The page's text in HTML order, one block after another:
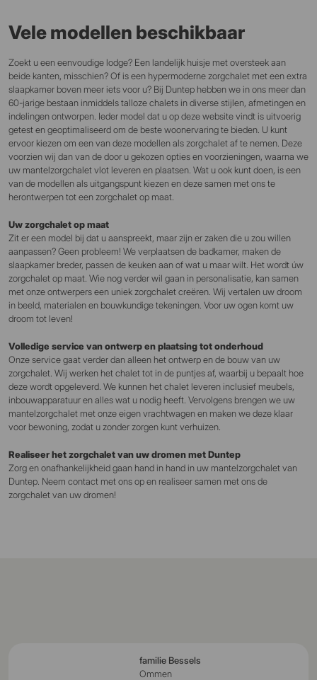
Vele modellen beschikbaar
Zoekt u een eenvoudige lodge? Een landelijk huisje met oversteek aan
beide kanten, misschien? Of is een hypermoderne zorgchalet met een extra
slaapkamer boven meer iets voor u? Bij Duntep hebben we in ons meer dan
60-jarige bestaan inmiddels talloze chalets in diverse stijlen, afmetingen en
indelingen ontworpen. Ieder model dat u op deze website vindt is uitvoerig
getest en geoptimaliseerd om de beste woonervaring te bieden. U kunt
ervoor kiezen om een van deze modellen als zorgchalet af te nemen. Deze
voorzien wij dan van de door u gekozen opties en voorzieningen, waarna we
uw mantelzorgchalet vlot leveren en plaatsen. Wat u ook kunt doen, is een
van de modellen als uitgangspunt kiezen en deze samen met ons te
herontwerpen tot een zorgchalet op maat.
Uw zorgchalet op maat
Zit er een model bij dat u aanspreekt, maar zijn er zaken die u zou willen
aanpassen? Geen probleem! We verplaatsen de badkamer, maken de
slaapkamer breder, passen de keuken aan of wat u maar wilt. Het wordt úw
zorgchalet op maat. Wie nog verder wil gaan in personalisatie, kan samen
met onze ontwerpers een uniek zorgchalet creëren. Wij vertalen uw droom
in beeld, materialen en bouwkundige tekeningen. Voor uw ogen komt uw
droom tot leven!
Volledige service van ontwerp en plaatsing tot onderhoud
Onze service gaat verder dan alleen het ontwerp en de bouw van uw
zorgchalet. Wij werken het chalet tot in de puntjes af, waarbij u bepaalt hoe
deze wordt opgeleverd. We kunnen het chalet leveren inclusief meubels,
inbouwapparatuur en alles wat u nodig heeft. Vervolgens brengen we uw
mantelzorgchalet met onze eigen vrachtwagen en maken we deze klaar
voor bewoning, zodat u zonder zorgen kunt verhuizen.
Realiseer het zorgchalet van uw dromen met Duntep
Zorg en onafhankelijkheid gaan hand in hand in uw mantelzorgchalet van
Duntep. Neem contact met ons op en realiseer samen met ons de
zorgchalet van uw dromen!
familie Bessels
Ommen